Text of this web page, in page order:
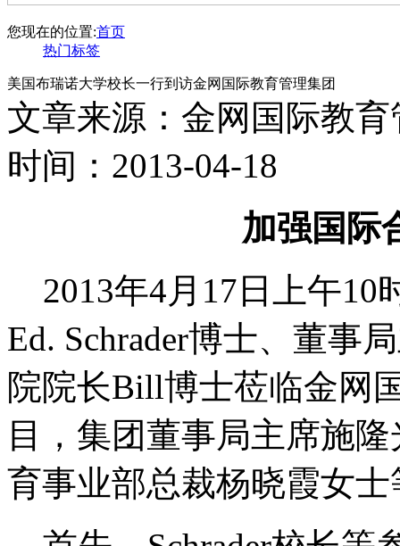
您现在的位置:首页
热门标签
美国布瑞诺大学校长一行到访金网国际教育管理集团
文章来源：金网国际教
时间：2013-04-18
加强国际
2013年4月17日上午10
Ed. Schrader博士、董事
院院长Bill博士莅临金网
目，集团董事局主席施
育事业部总裁杨晓霞女